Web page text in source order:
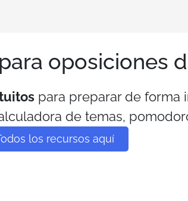
para oposiciones
para preparar de forma
de temas,
los recursos aquí